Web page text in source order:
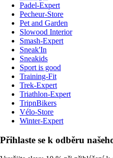
Padel-Expert
Pecheur-Store
Pet and Garden
Slowood Interior
Smash-Expert
Sneak'In
Sneakids
Sport is good
Training-Fit
Trek-Expert
Triathlon-Expert
TripnBikers
Vélo-Store
Winter-Expert
Přihlaste se k odběru